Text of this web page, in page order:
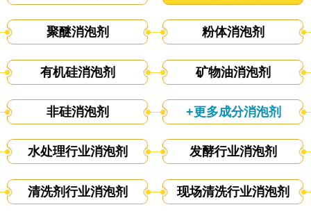
聚醚消泡剂 粉体消泡剂
有机硅消泡剂 矿物油消泡剂
非硅消泡剂 +更多成分消泡剂
水处理行业消泡剂 发酵行业消泡剂
清洗剂行业消泡剂 现场清洗行业消泡剂